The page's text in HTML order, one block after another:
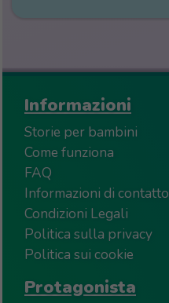
Informazioni
Storie per bambini
Come funziona
FAQ
Informazioni di contatto
Condizioni Legali
Politica sulla privacy
Politica sui cookie
Protagonista